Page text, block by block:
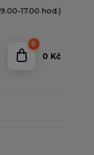
17.00 hod.)
0
0 Kč